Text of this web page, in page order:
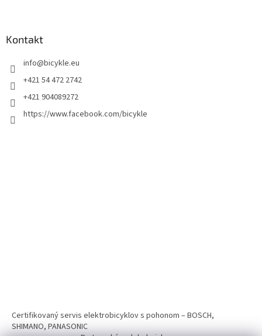
Kontakt
info@bicykle.eu
+421 54 472 2742
+421 904089272
https://www.facebook.com/bicykle
Certifikovaný servis elektrobicyklov s pohonom – BOSCH,
SHIMANO, PANASONIC